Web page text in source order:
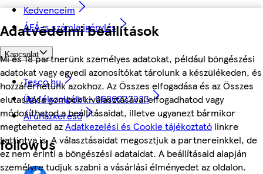
Adatvédelmi beállítások
Mi és 18 partnerünk személyes adatokat, például böngészési
adatokat vagy egyedi azonosítókat tárolunk a készülékeden, és
hozzáférhetünk azokhoz. Az Összes elfogadása és az Összes
elutasítása gombok kiválasztásával elfogadhatod vagy
módosíthatod a beállításaidat, illetve ugyanezt bármikor
megteheted azAdatkezelési és Cookie tájékoztató linkre
kattintva is. A választásaidat megosztjuk a partnereinkkel, de
ez nem érinti a böngészési adataidat. A beállításaid alapján
személyre tudjuk szabni a vásárlási élményedet az oldalon.
Kedvenceim
ÁFÁ-s számla igénylés
Kapcsolat
Tesco.hu
Ügyfélszolgálat - 0680222333
Áruházkereső
followUs